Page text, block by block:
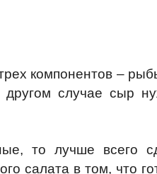
компонентов –
случае сыр
то лучше всего
салата в том, что